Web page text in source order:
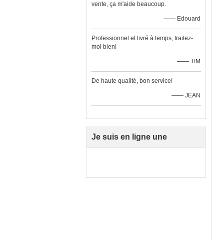
vente, ça m'aide beaucoup.
—— Edouard
Professionnel et livré à temps, traitez-
moi bien!
—— TIM
De haute qualité, bon service!
—— JEAN
Je suis en ligne une